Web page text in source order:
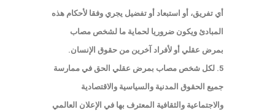
أي تفريق، أو استبعاد أو تفضيل يجري وفقا لأحكام هذه
المبادئ ويكون ضروريا لحماية ما لشخص مصاب
بمرض عقلي أو لأفراد آخرين من حقوق الإنسان.
5. لكل شخص مصاب بمرض عقلي الحق في ممارسة
جميع الحقوق المدنية والسياسية والاقتصادية
والاجتماعية والثقافية المعترف بها في الإعلان العالمي